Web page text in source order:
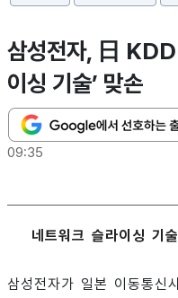
삼성전자, 日
이싱 기술’ 맞손
09:35
네트워크 슬라이싱 기
삼성전자가 일본 이동통신